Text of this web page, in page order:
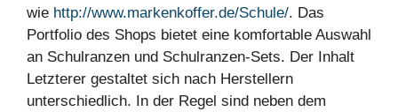
wie http://www.markenkoffer.de/Schule/. Das
Portfolio des Shops bietet eine komfortable Auswahl
an Schulranzen und Schulranzen-Sets. Der Inhalt
Letzterer gestaltet sich nach Herstellern
unterschiedlich. In der Regel sind neben dem